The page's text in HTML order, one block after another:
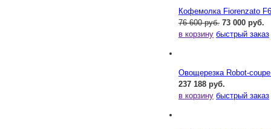
Кофемолка Fiorenzato
76 600 руб. 73 000 руб.
в корзину быстрый заказ
Овощерезка Robot-
237 188 руб.
в корзину быстрый заказ